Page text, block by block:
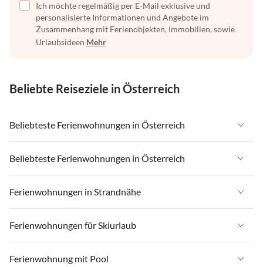
Ich möchte regelmäßig per E-Mail exklusive und
personalisierte Informationen und Angebote im
Zusammenhang mit Ferienobjekten, Immobilien, sowie
Urlaubsideen Mehr
Beliebte Reiseziele in Österreich
Beliebteste Ferienwohnungen in Österreich
Ferienwohnungen in Österreich
Ferienwohnungen in Tirol
Ferienwohnungen in Salzburger Land
Ferienwohnungen in Zell am See - Pinzgau
Ferienwohnungen in Zillertal
Beliebteste Ferienwohnungen in Österreich
Ferienwohnungen in Österreich
Ferienwohnungen in Tirol
Ferienwohnungen in Salzburger Land
Ferienwohnungen in Strandnähe
Ferienwohnungen in Strandnähe in Österreich
Ferienwohnungen in Strandnähe in Kärnten
Ferienwohnungen für Skiurlaub
Ferienwohnungen für Skiurlaub in Österreich
Ferienwohnung mit Pool